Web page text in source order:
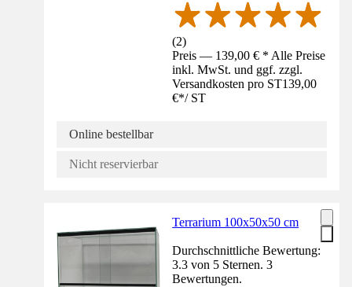
(2)
Preis — 139,00 € * Alle Preise
inkl. MwSt. und ggf. zzgl.
Versandkosten pro ST139,00
€*/ ST
Online bestellbar
Nicht reservierbar
Terrarium 100x50x50 cm
Durchschnittliche Bewertung:
3.3 von 5 Sternen. 3
Bewertungen.